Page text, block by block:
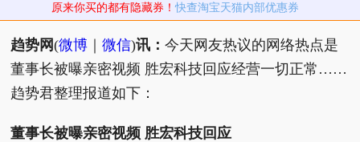
原来你买的都有隐藏券！快查淘宝天猫内部优惠券
趋势网(微博 ｜微信)讯：今天网友热议的网络热点是
董事长被曝亲密视频 胜宏科技回应经营一切正常……
趋势君整理报道如下：
董事长被曝亲密视频 胜宏科技回应